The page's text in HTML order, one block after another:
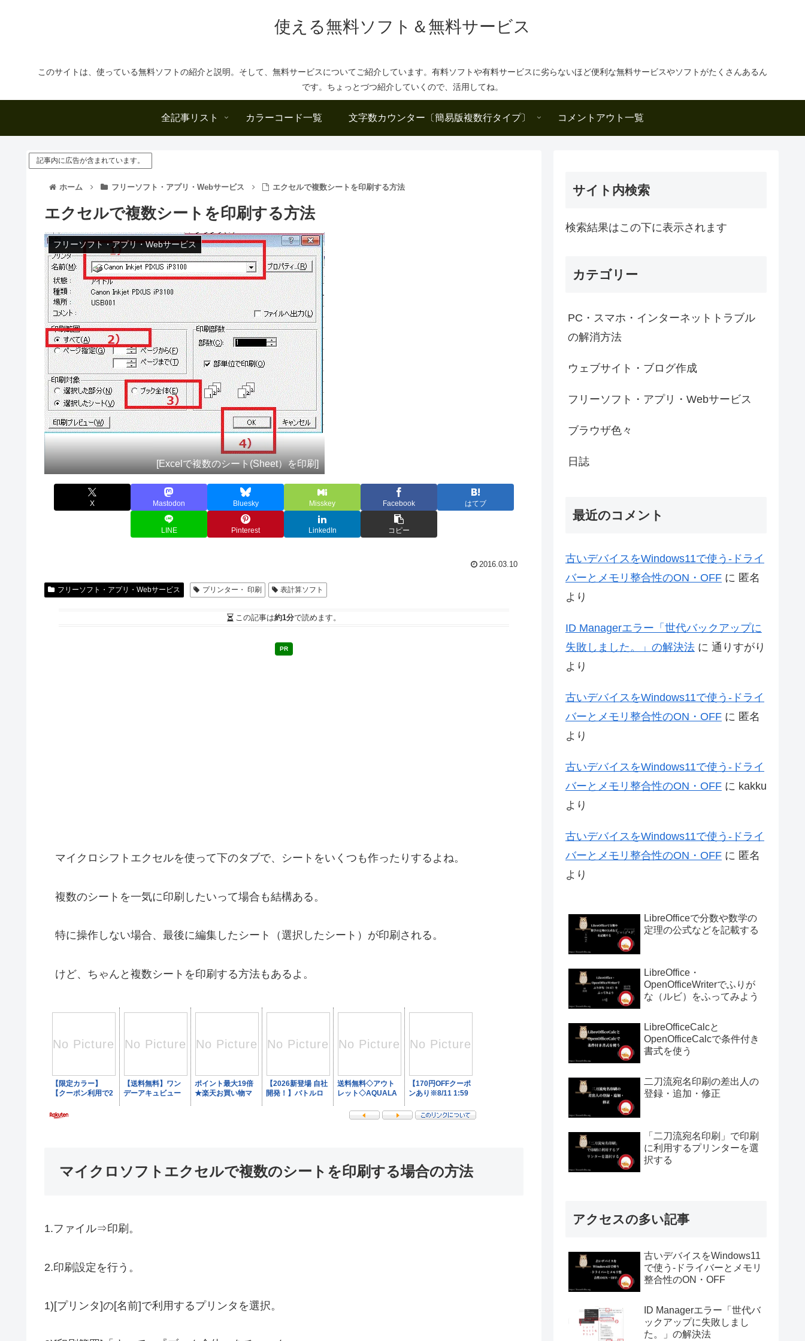
使える無料ソフト＆無料サービス
このサイトは、使っている無料ソフトの紹介と説明。そして、無料サービスについてご紹介しています。有料ソフトや有料サービスに劣らないほど便利な無料サービスやソフトがたくさんあるん
です。ちょっとづつ紹介していくので、活用してね。
全記事リスト カラーコード一覧 文字数カウンター〔簡易版複数行タイプ〕 コメントアウト一覧
記事内に広告が含まれています。
ホーム フリーソフト・アプリ・Webサービス エクセルで複数シートを印刷する方法
エクセルで複数シートを印刷する方法
フリーソフト・アプリ・Webサービス
[Excelで複数のシート(Sheet）を印刷]
X Mastodon Bluesky Misskey Facebook はてブ
LINE Pinterest LinkedIn コピー
2016.03.10
フリーソフト・アプリ・Webサービス プリンター・ 印刷 表計算ソフト
この記事は約1分で読めます。
PR
マイクロシフトエクセルを使って下のタブで、シートをいくつも作ったりするよね。
複数のシートを一気に印刷したいって場合も結構ある。
特に操作しない場合、最後に編集したシート（選択したシート）が印刷される。
けど、ちゃんと複数シートを印刷する方法もあるよ。
マイクロソフトエクセルで複数のシートを印刷する場合の方法
1.ファイル⇒印刷。
2.印刷設定を行う。
1)[プリンタ]の[名前]で利用するプリンタを選択。
サイト内検索
検索結果はこの下に表示されます
カテゴリー
PC・スマホ・インターネットトラブル
の解消方法
ウェブサイト・ブログ作成
フリーソフト・アプリ・Webサービス
ブラウザ色々
日誌
最近のコメント
古いデバイスをWindows11で使う-ドライ
バーとメモリ整合性のON・OFF に 匿名
より
ID Managerエラー「世代バックアップに
失敗しました。」の解決法 に 通りすがり
より
古いデバイスをWindows11で使う-ドライ
バーとメモリ整合性のON・OFF に 匿名
より
古いデバイスをWindows11で使う-ドライ
バーとメモリ整合性のON・OFF に kakku
より
古いデバイスをWindows11で使う-ドライ
バーとメモリ整合性のON・OFF に 匿名
より
LibreOfficeで分数や数学の
定理の公式などを記載する
LibreOffice・
OpenOfficeWriterでふりが
な（ルビ）をふってみよう
LibreOfficeCalcと
OpenOfficeCalcで条件付き
書式を使う
二刀流宛名印刷の差出人の
登録・追加・修正
「二刀流宛名印刷」で印刷
に利用するプリンターを選
択する
アクセスの多い記事
古いデバイスをWindows11
で使う-ドライバーとメモリ
整合性のON・OFF
ID Managerエラー「世代バ
ックアップに失敗しまし
た。」の解決法